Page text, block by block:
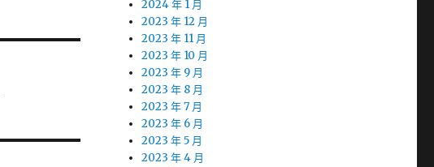
2024 年 1 月
2023 年 12 月
2023 年 11 月
2023 年 10 月
2023 年 9 月
2023 年 8 月
2023 年 7 月
2023 年 6 月
2023 年 5 月
2023 年 4 月